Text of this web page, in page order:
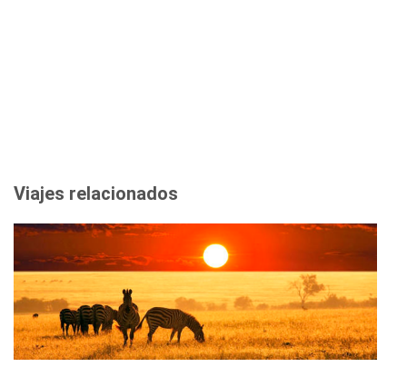
Viajes relacionados